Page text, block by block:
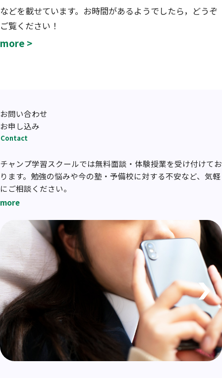
などを載せています。お時間があるようでしたら，どうぞ
ご覧ください！
more >
お問い合わせ
お申し込み
Contact
チャンプ学習スクールでは無料面談・体験授業を受け付けてお
ります。勉強の悩みや今の塾・予備校に対する不安など、気軽
にご相談ください。
more